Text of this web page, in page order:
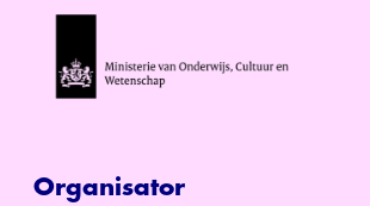
Organisator